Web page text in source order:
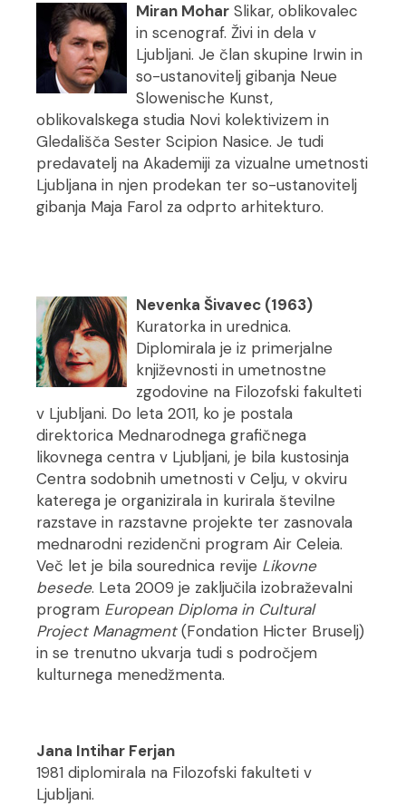
Miran Mohar Slikar, oblikovalec
in scenograf. Živi in dela v
Ljubljani. Je član skupine Irwin in
so-ustanovitelj gibanja Neue
Slowenische Kunst,
oblikovalskega studia Novi kolektivizem in
Gledališča Sester Scipion Nasice. Je tudi
predavatelj na Akademiji za vizualne umetnosti
Ljubljana in njen prodekan ter so-ustanovitelj
gibanja Maja Farol za odprto arhitekturo.
Nevenka Šivavec (1963)
Kuratorka in urednica.
Diplomirala je iz primerjalne
književnosti in umetnostne
zgodovine na Filozofski fakulteti
v Ljubljani. Do leta 2011, ko je postala
direktorica Mednarodnega grafičnega
likovnega centra v Ljubljani, je bila kustosinja
Centra sodobnih umetnosti v Celju, v okviru
katerega je organizirala in kurirala številne
razstave in razstavne projekte ter zasnovala
mednarodni rezidenčni program Air Celeia.
Več let je bila sourednica revije Likovne
besede. Leta 2009 je zaključila izobraževalni
program European Diploma in Cultural
Project Managment(Fondation Hicter Bruselj)
in se trenutno ukvarja tudi s področjem
kulturnega menedžmenta.
Jana Intihar Ferjan
1981 diplomirala na Filozofski fakulteti v
Ljubljani.